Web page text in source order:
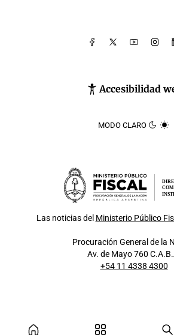
Accesibilidad
MODO CLARO
Las noticias del Ministerio Público
Procuración General de la
Av. de Mayo 760
+54 11 4338 4300